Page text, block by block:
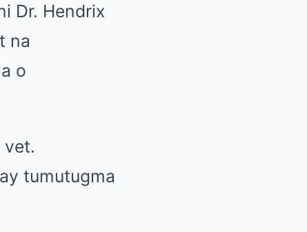
Dr. Hendrix
na
o
vet.
tumutugma